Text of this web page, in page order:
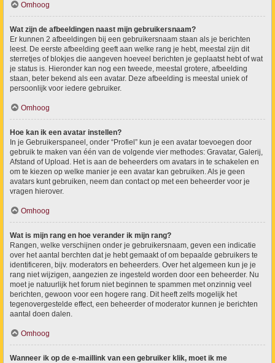
Omhoog
Wat zijn de afbeeldingen naast mijn gebruikersnaam?
Er kunnen 2 afbeeldingen bij een gebruikersnaam staan als je berichten
leest. De eerste afbeelding geeft aan welke rang je hebt, meestal zijn dit
sterretjes of blokjes die aangeven hoeveel berichten je geplaatst hebt of wat
je status is. Hieronder kan nog een tweede, meestal grotere, afbeelding
staan, beter bekend als een avatar. Deze afbeelding is meestal uniek of
persoonlijk voor iedere gebruiker.
Omhoog
Hoe kan ik een avatar instellen?
In je Gebruikerspaneel, onder “Profiel” kun je een avatar toevoegen door
gebruik te maken van één van de volgende vier methodes: Gravatar, Galerij,
Afstand of Upload. Het is aan de beheerders om avatars in te schakelen en
om te kiezen op welke manier je een avatar kan gebruiken. Als je geen
avatars kunt gebruiken, neem dan contact op met een beheerder voor je
vragen hierover.
Omhoog
Wat is mijn rang en hoe verander ik mijn rang?
Rangen, welke verschijnen onder je gebruikersnaam, geven een indicatie
over het aantal berchten dat je hebt gemaakt of om bepaalde gebruikers te
identificeren, bijv. moderators en beheerders. Over het algemeen kun je je
rang niet wijzigen, aangezien ze ingesteld worden door een beheerder. Nu
moet je natuurlijk het forum niet beginnen te spammen met onzinnig veel
berichten, gewoon voor een hogere rang. Dit heeft zelfs mogelijk het
tegenovergestelde effect, een beheerder of moderator kunnen je berichten
aantal doen dalen.
Omhoog
Wanneer ik op de e-maillink van een gebruiker klik, moet ik me